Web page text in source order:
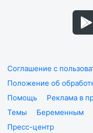
Соглашение с
Положение об
Помощь
Реклама в
Темы
Беременным
Пресс-центр